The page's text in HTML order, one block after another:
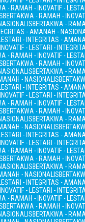
- RAMAH - INOVATIF -
BERTAKWA - RAMAH -
BERTAKWA -
- AMANAH -
- INTEGRITAS -
- LESTARI -
- RAMAH - INOVATIF -
BERTAKWA - RAMAH -
BERTAKWA -
- NASIONALIS
- INTEGRITAS -
- LESTARI -
- RAMAH - INOVATIF -
BERTAKWA - RAMAH -
BERTAKWA -
- NASIONALIS
- INTEGRITAS -
- LESTARI -
- RAMAH - INOVATIF -
BERTAKWA - RAMAH -
BERTAKWA -
- NASIONALIS
- INTEGRITAS -
- LESTARI -
- RAMAH - INOVATIF -
BERTAKWA - RAMAH -
BERTAKWA -